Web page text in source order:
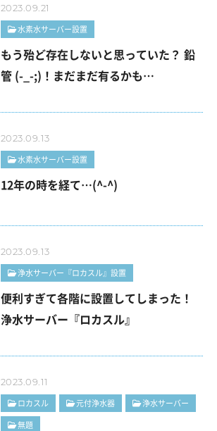
2023.09.21
水素水サーバー設置
もう殆ど存在しないと思っていた？ 鉛
管 (-_-;)！まだまだ有るかも…
2023.09.13
水素水サーバー設置
12年の時を経て…(^-^)
2023.09.13
浄水サーバー『ロカスル』設置
便利すぎて各階に設置してしまった！
浄水サーバー『ロカスル』
2023.09.11
ロカスル
元付浄水器
浄水サーバー
無題